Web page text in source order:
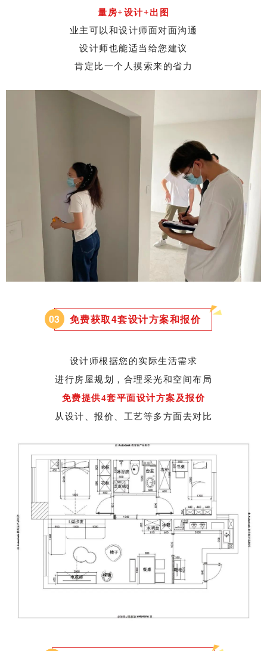
量房+设计+出图
业主可以和设计师面对面沟通
设计师也能适当给您建议
肯定比一个人摸索来的省力
03 免费获取4套设计方案和报价
设计师根据您的实际生活需求
进行房屋规划，合理采光和空间布局
免费提供4套平面设计方案及报价
从设计、报价、工艺等多方面去对比